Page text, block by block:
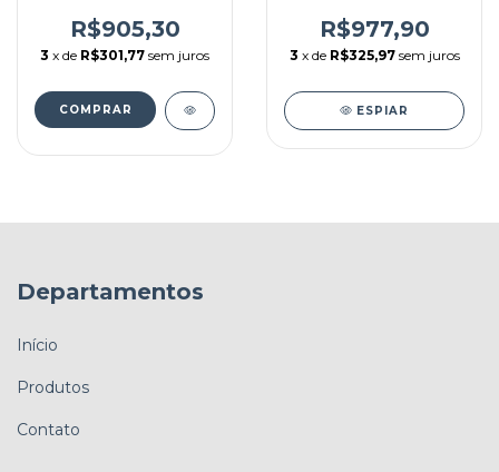
2418975
R$905,30
3 x de R$301,77 sem juros
R$977,90
3 x de R$325,97 sem juros
ESPIAR
Departamentos
Início
Produtos
Contato